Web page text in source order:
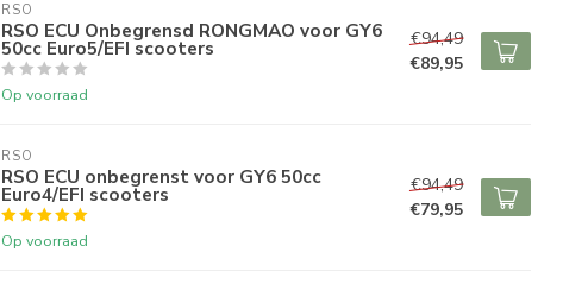
RSO
RSO ECU Onbegrensd RONGMAO voor GY6
50cc Euro5/EFI scooters
Op voorraad
€94,49
€89,95
RSO
RSO ECU onbegrenst voor GY6 50cc
Euro4/EFI scooters
Op voorraad
€94,49
€79,95